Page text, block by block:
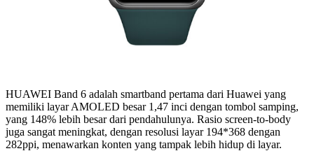
HUAWEI Band 6 adalah smartband pertama dari Huawei yang
memiliki layar AMOLED besar 1,47 inci dengan tombol samping,
yang 148% lebih besar dari pendahulunya. Rasio screen-to-body
juga sangat meningkat, dengan resolusi layar 194*368 dengan
282ppi, menawarkan konten yang tampak lebih hidup di layar.